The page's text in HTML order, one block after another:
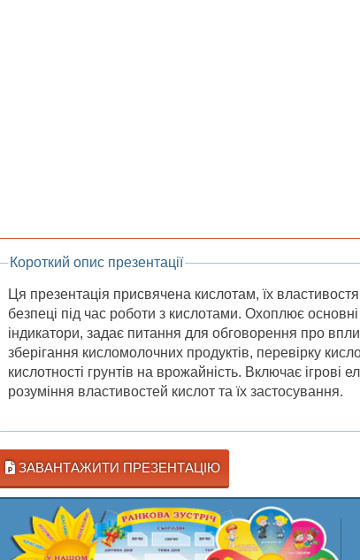
Короткий опис презентації
Ця презентація присвячена кислотам, їх
безпеці під час роботи з кислотами. Охоплює
індикатори, задає питання для обговорення про
зберігання кисломолочних продуктів, перевірку
кислотності грунтів на врожайність. Включає ігрові
розуміння властивостей кислот та їх застосування.
ЗАВАНТАЖИТИ ПРЕЗЕНТАЦІЮ